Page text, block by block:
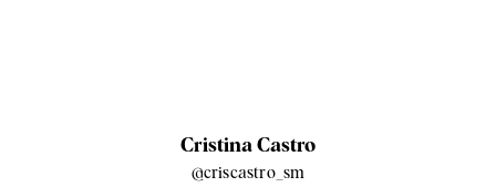
Cristina Castro
@criscastro_sm